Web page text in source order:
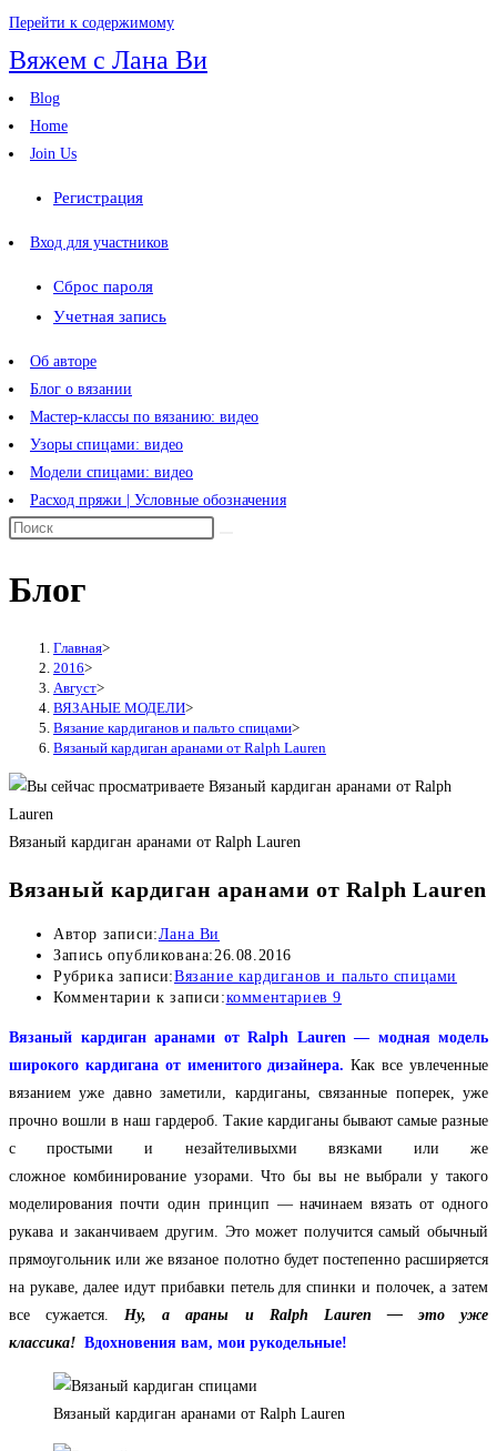
Перейти к содержимому
Вяжем с Лана Ви
Blog
Home
Join Us
Регистрация
Вход для участников
Сброс пароля
Учетная запись
Об авторе
Блог о вязании
Мастер-классы по вязанию: видео
Узоры спицами: видео
Модели спицами: видео
Расход пряжи | Условные обозначения
Блог
Главная>
2016>
Август>
ВЯЗАНЫЕ МОДЕЛИ>
Вязание кардиганов и пальто спицами>
Вязаный кардиган аранами от Ralph Lauren
Вязаный кардиган аранами от Ralph Lauren
Вязаный кардиган аранами от Ralph Lauren
Автор записи:Лана Ви
Запись опубликована:26.08.2016
Рубрика записи:Вязание кардиганов и пальто спицами
Комментарии к записи:комментариев 9
Вязаный кардиган аранами от Ralph Lauren — модная модель
широкого кардигана от именитого дизайнера.Как все увлеченные
вязанием уже давно заметили, кардиганы, связанные поперек, уже
прочно вошли в наш гардероб. Такие кардиганы бывают самые разные
с простыми и незайтеливыхми вязками или же
сложное комбинирование узорами. Что бы вы не выбрали у такого
моделирования почти один принцип — начинаем вязать от одного
рукава и заканчиваем другим. Это может получится самый обычный
прямоугольник или же вязаное полотно будет постепенно расширяется
на рукаве, далее идут прибавки петель для спинки и полочек, а затем
все сужается.Ну, а араны и
Ralph Lauren — это уже
классика! Вдохновения вам, мои рукодельные!
Вязаный кардиган аранами от Ralph Lauren